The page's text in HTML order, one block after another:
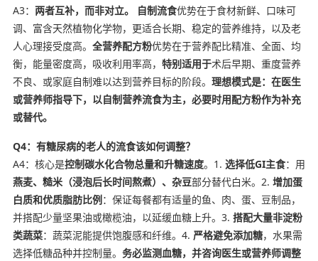
A3： 两者互补，而非对立。 自制流食优势在于食材新鲜、口味可
调、富含天然植物化学物，更适合长期、稳定的营养维持，以及老
人心理接受度高。 全营养配方粉优势在于营养配比精准、全面、均
衡，能量密度高，吸收利用率高， 特别适用于术后早期、重度营养
不良、或家庭自制难以达到营养目标的阶段。 理想模式是：在医生
或营养师指导下，以自制营养流食为主，必要时用配方粉作为补充
或替代。
Q4：有糖尿病的老人的流食该如何调整？
A4：核心是控制碳水化合物总量和升糖速度。1. 选择低GI主食：用
燕麦、糙米（浸泡后长时间熬煮）、杂豆部分替代白米。2. 增加蛋
白质和优质脂肪比例：保证每餐都有适量的鱼、肉、蛋、豆制品，
并搭配少量坚果油或橄榄油，以延缓血糖上升。3. 搭配大量非淀粉
类蔬菜：蔬菜泥能提供饱腹感和纤维。4. 严格避免添加糖，水果需
选择低糖品种并控制量。 务必监测血糖，并咨询医生或营养师调整